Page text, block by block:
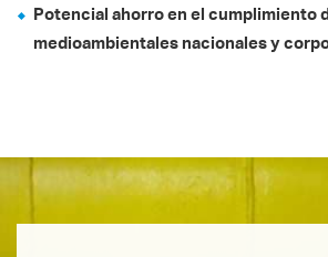
Potencial ahorro en el cumplimiento
medioambientales nacionales y